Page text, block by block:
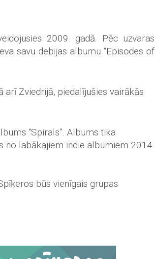
2009. gadā. Pēc uzvaras
savu debijas albumu “Episodes of
Zviedrijā, piedalījušies vairākās
“Spirals”. Albums tika
no labākajiem indie albumiem 2014.
būs vienīgais grupas